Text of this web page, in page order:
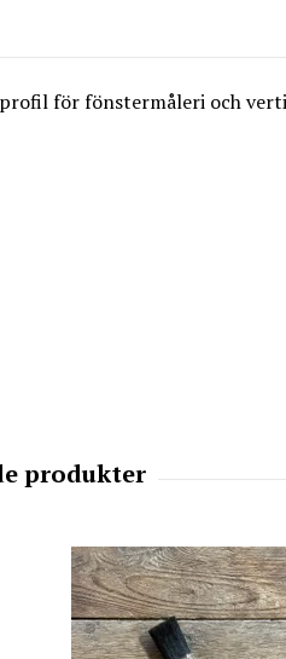
för fönstermåleri och